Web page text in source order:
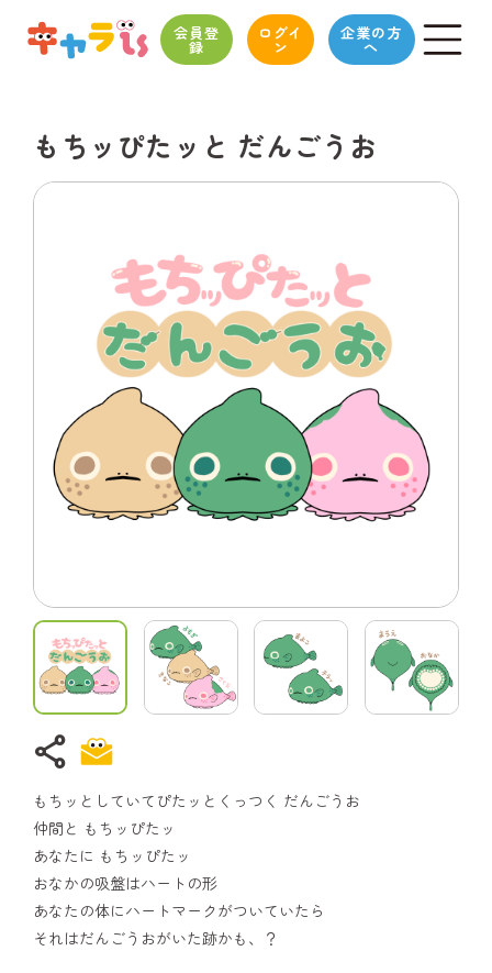
会員登
録
ログイ
ン
企業の方
へ
もちッぴたッと だんごうお
share
もちッとしていてぴたッとくっつく だんごうお
仲間と もちッぴたッ
あなたに もちッぴたッ
おなかの吸盤はハートの形
あなたの体にハートマークがついていたら
それはだんごうおがいた跡かも、？